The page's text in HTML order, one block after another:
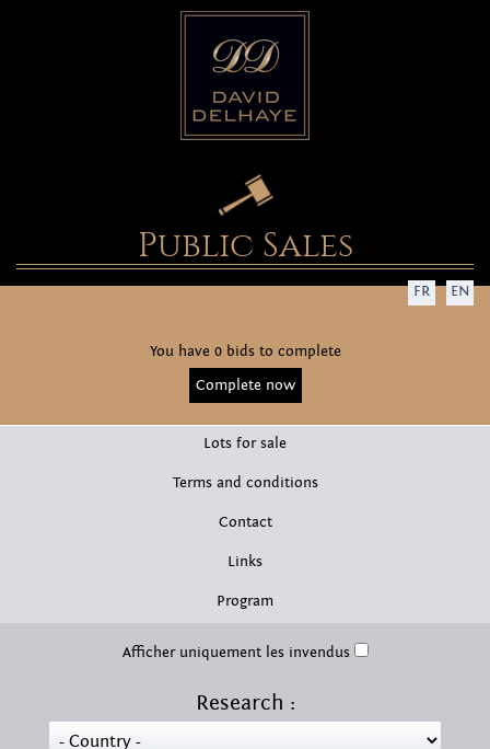
Public Sales
FR EN
You have 0 bids to complete
Complete now
Lots for sale
Terms and conditions
Contact
Links
Program
Afficher uniquement les invendus
Research :